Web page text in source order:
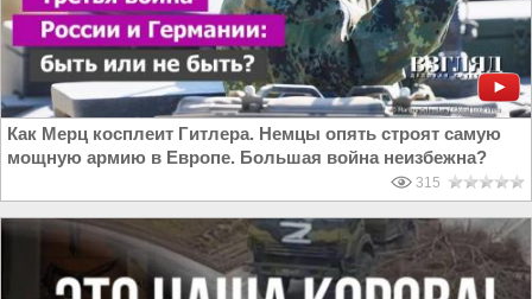
Как Мерц косплеит Гитлера. Немцы опять строят самую
мощную армию в Европе. Большая война неизбежна?
315